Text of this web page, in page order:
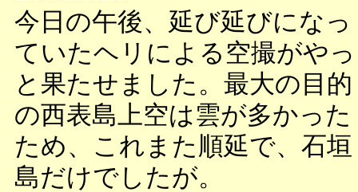
今日の午後、延び延びになっ
ていたヘリによる空撮がやっ
と果たせました。最大の目的
の西表島上空は雲が多かった
ため、これまた順延で、石垣
島だけでしたが。